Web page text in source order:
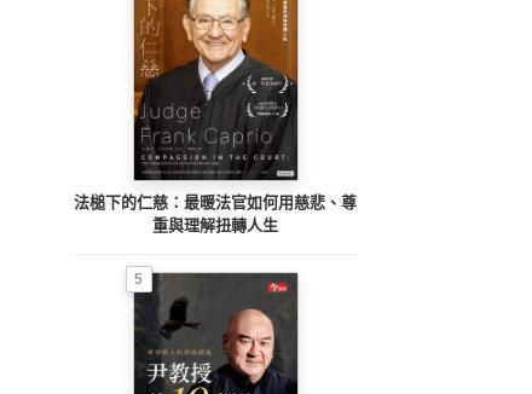
法槌下的仁慈：最暖法官如何用慈悲、尊
重與理解扭轉人生
5